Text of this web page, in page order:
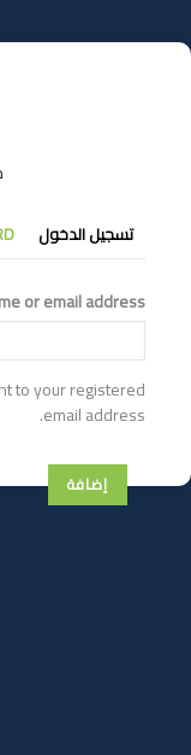
إلى
المحتوى
التبويبات
الأساسية
تسجيل الدخول
or email address
to your registered
email address.